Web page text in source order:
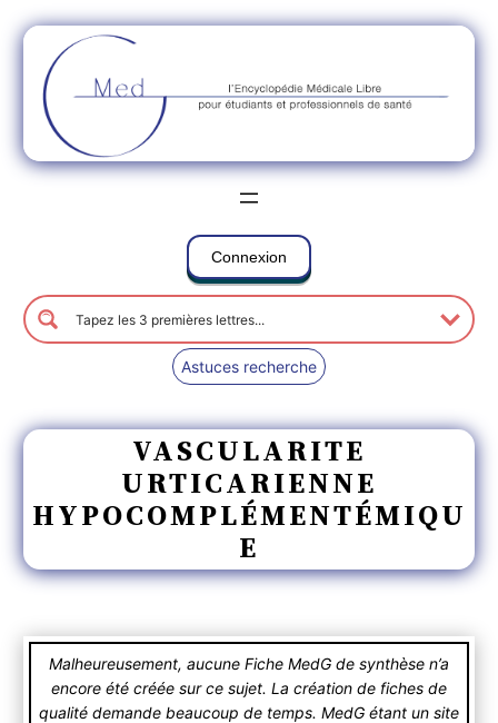
Connexion
Astuces recherche
VASCULARITE
URTICARIENNE
HYPOCOMPLÉMENTÉMIQU
E
Malheureusement, aucune Fiche MedG de synthèse n’a
encore été créée sur ce sujet. La création de fiches de
qualité demande beaucoup de temps. MedG étant un site